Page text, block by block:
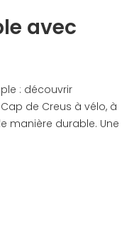
avec
: découvrir
de Creus à vélo, à
manière durable. Une